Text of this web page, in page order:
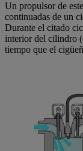
Un propulsor de
continuadas de un
Durante el citado
interior del cilindro
tiempo que el